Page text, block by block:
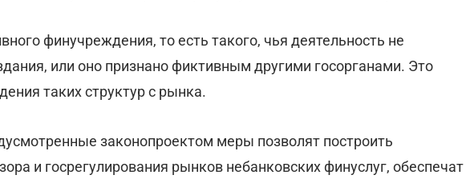
финучреждения, то есть такого, чья деятельность не
или оно признано фиктивным другими госорганами. Это
таких структур с рынка.
законопроектом меры позволят построить
и госрегулирования рынков небанковских финуслуг, обеспечат